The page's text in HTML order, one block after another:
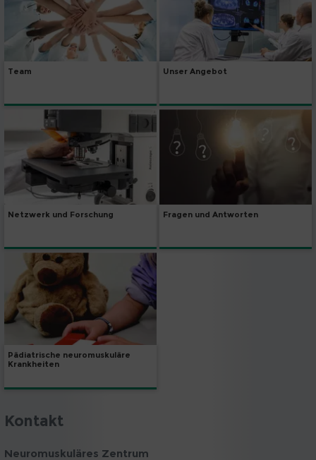
Team Unser Angebot
Netzwerk und Forschung Fragen und Antworten
Pädiatrische neuromuskuläre
Krankheiten
Kontakt
Neuromuskuläres Zentrum